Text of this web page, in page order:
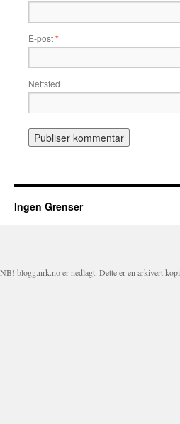
E-post*
Nettsted
Ingen Grenser
NB! blogg.nrk.no er nedlagt. Dette er en arkivert kopi